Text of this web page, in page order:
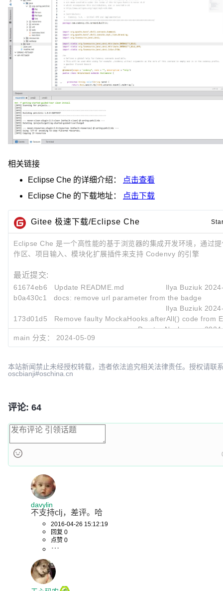
相关链接
Eclipse Che 的详细介绍：
点击查看
Eclipse Che 的下载地址： 点击下载
Gitee 极速下载/Eclipse Che
Eclipse Che 是一个高性能的基于浏览器的集成开发环境，通过
作区、项目输入、模块化扩展插件来支持 Codenvy 的引擎
最近提交:
61674eb6 Update README.md Ilya Buziuk
b0a430c1
docs: remove url parameter from the badge
Ilya Buziuk
173d01d5
Remove faulty MockaHooks.afterAll() code from
Dmytro Nochevnov
main 分支：
2024-05-09
本站新闻禁止未经授权转载，违者依法追究相关法律责任。授权请联
oscbianji#oschina.cn
评论: 64
davylin
不支持clj，差评。哈
2016-04-26 15:12:19
回复 0
点赞 0